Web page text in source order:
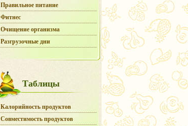
Правильное питание
Фитнес
Очищение организма
Разгрузочные дни
Таблицы
Калорийность продуктов
Совместимость продуктов